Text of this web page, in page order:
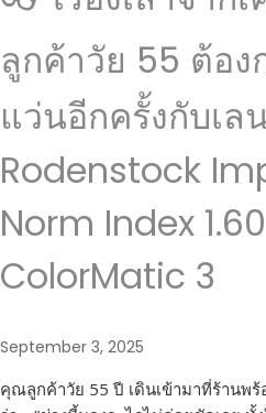
ลูกค้าวัย 55 ต้อง
แว่นอีกครั้งกับเล
Rodenstock
Norm Index
ColorMatic 3
September 3, 2025
คุณลูกค้าวัย 55 ปี เดินเข้ามาที่ร้านพ